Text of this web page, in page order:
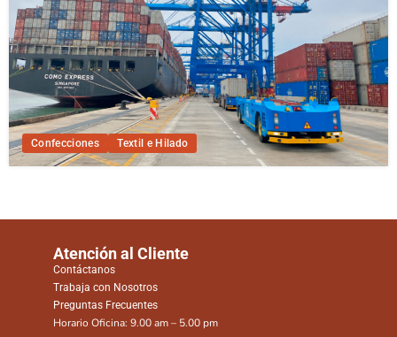
Confecciones Textil e Hilado
Atención al Cliente
Contáctanos
Trabaja con Nosotros
Preguntas Frecuentes
Horario Oficina: 9.00 am – 5.00 pm